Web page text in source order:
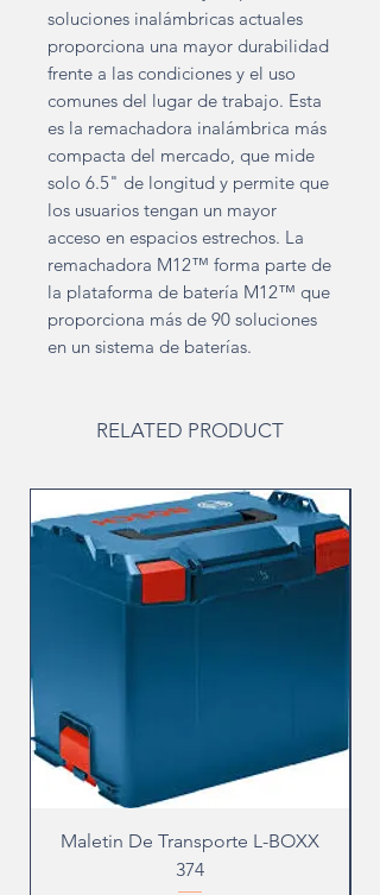
soluciones inalámbricas actuales
proporciona una mayor durabilidad
frente a las condiciones y el uso
comunes del lugar de trabajo. Esta
es la remachadora inalámbrica más
compacta del mercado, que mide
solo 6.5" de longitud y permite que
los usuarios tengan un mayor
acceso en espacios estrechos. La
remachadora M12™ forma parte de
la plataforma de batería M12™ que
proporciona más de 90 soluciones
en un sistema de baterías.
RELATED PRODUCT
Maletin De Transporte L-BOXX
374